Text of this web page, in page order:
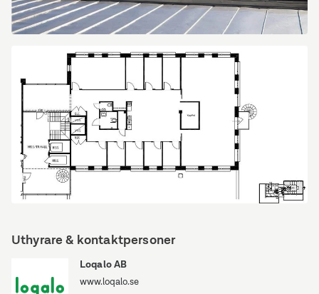
gata
gata
Uthyrare & kontaktpersoner
Loqalo AB
www.loqalo.se